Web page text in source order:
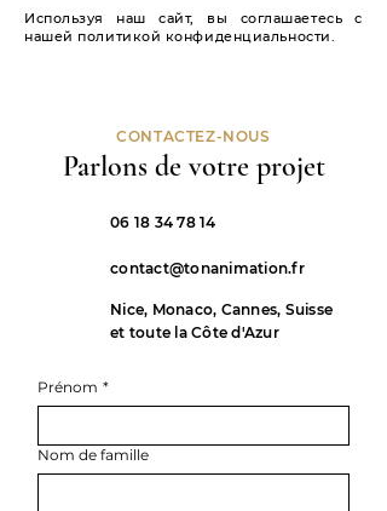
Используя наш сайт, вы соглашаетесь с
нашей политикой конфиденциальности.
CONTACTEZ-NOUS
Parlons de votre projet
06 18 34 78 14
contact@tonanimation.fr
Nice, Monaco, Cannes, Suisse
et toute la Côte d'Azur
Prénom *
Nom de famille